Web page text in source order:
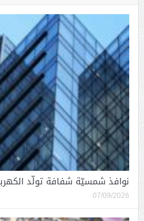
نوافذ شمسيّة شفافة تولّد
07/09/2026